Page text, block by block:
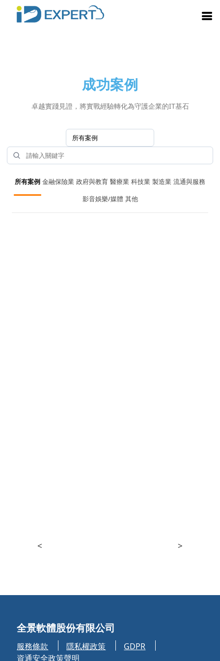
成功案例
卓越實踐見證，將實戰經驗轉化為守護企業的IT基石
所有案例 金融保險業 政府與教育 醫療業 科技業 製造業 流通與服務
影音娛樂/媒體 其他
< >
全景軟體股份有限公司
服務條款 隱私權政策
GDPR
資通安全政策聲明